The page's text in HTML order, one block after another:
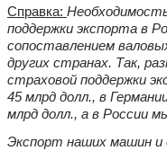
Справка:
поддержки экспорта в
сопоставлением
других странах. Так,
страховой поддержки
45 млрд долл., в
млрд долл., а в России
Экспорт наших машин и